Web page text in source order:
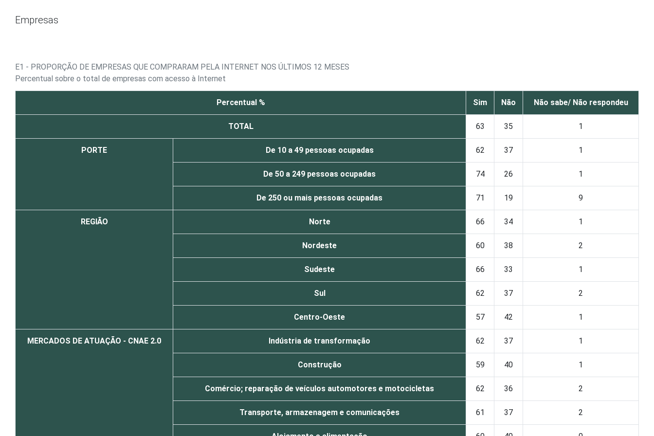
Empresas
E1 - PROPORÇÃO DE EMPRESAS QUE COMPRARAM PELA INTERNET NOS ÚLTIMOS 12 MESES
Percentual sobre o total de empresas com acesso à Internet
Percentual % Sim Não Não sabe/ Não respondeu
TOTAL 63 35 1
PORTE De 10 a 49 pessoas ocupadas 62 37 1
De 50 a 249 pessoas ocupadas 74 26 1
De 250 ou mais pessoas ocupadas 71 19 9
REGIÃO Norte 66 34 1
Nordeste 60 38 2
Sudeste 66 33 1
Sul 62 37 2
Centro-Oeste 57 42 1
MERCADOS DE ATUAÇÃO - CNAE 2.0 Indústria de transformação 62 37 1
Construção 59 40 1
Comércio; reparação de veículos automotores e motocicletas 62 36 2
Transporte, armazenagem e comunicações 61 37 2